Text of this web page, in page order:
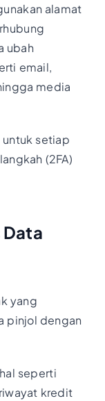
alamat
ubah
email,
media
setiap
(2FA)
Data
yang
pinjol dengan
seperti
kredit